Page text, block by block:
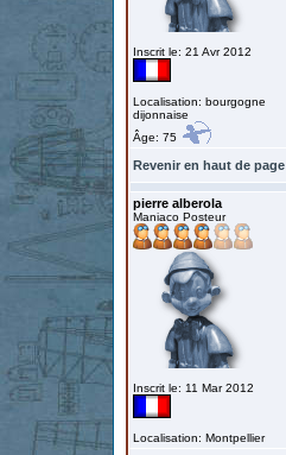
Inscrit le: 21 Avr 2012
Localisation: bourgogne
dijonnaise
Âge: 75
Revenir en haut de page
pierre alberola
Maniaco Posteur
Inscrit le: 11 Mar 2012
Localisation: Montpellier